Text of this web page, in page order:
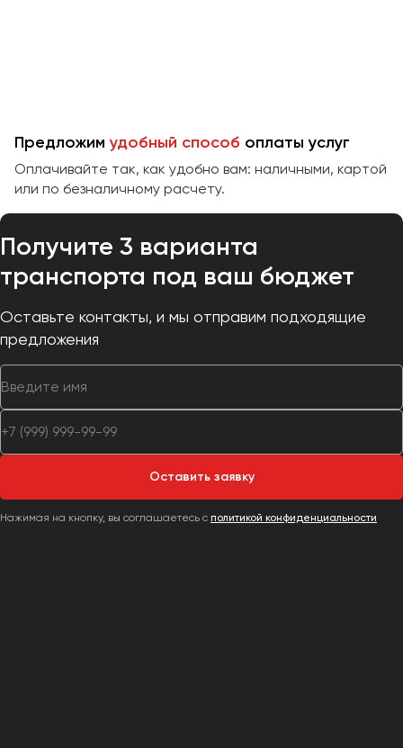
Предложимудобный способ оплаты услуг
Оплачивайте так, как удобно вам: наличными, картой
или по безналичному расчету.
Получите 3 варианта
транспорта под ваш бюджет
Оставьте контакты, и мы отправим подходящие
предложения
Оставить заявку
Нажимая на кнопку, вы соглашаетесь с политикой конфиденциальности